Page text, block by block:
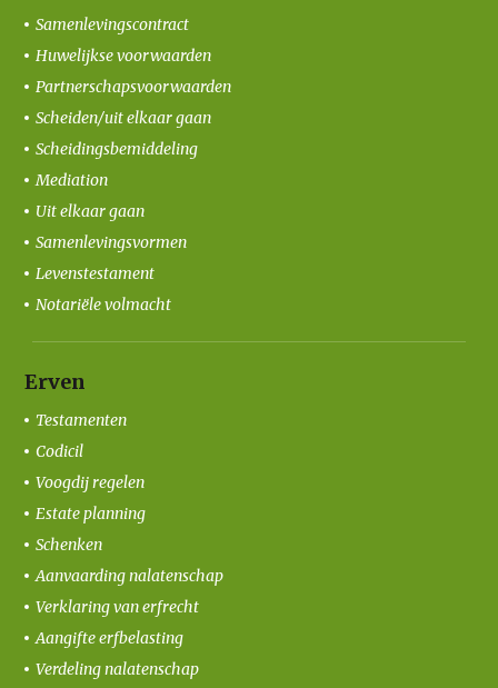
Samenlevingscontract
Huwelijkse voorwaarden
Partnerschapsvoorwaarden
Scheiden/uit elkaar gaan
Scheidingsbemiddeling
Mediation
Uit elkaar gaan
Samenlevingsvormen
Levenstestament
Notariële volmacht
Erven
Testamenten
Codicil
Voogdij regelen
Estate planning
Schenken
Aanvaarding nalatenschap
Verklaring van erfrecht
Aangifte erfbelasting
Verdeling nalatenschap